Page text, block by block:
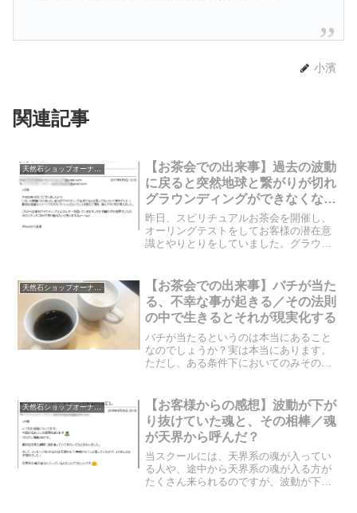
小濱
関連記事
天然石ショップオーナーのブログ
【お茶会での出来事】過去の波動
に戻ると突然地球と繋がりが切れ
グラウンディングができなくな
る？！
昨日、スピリチュアルお茶会を開催し、
オーリングテストをしてお客様の潜在意
識とやりとりをしていました。グラウン
ンディングができなくなりました。なぜ
そんなことが起こったので...
天然石ショップオーナーのブログ
【お茶会での出来事】バチが当た
る、不幸な事が起きる／その法則
の中で生きるとそれが現実化する
バチが当たるというのは本当にあること
なのでしょうか？実は本当にあります。
ただし、ある条件下においてのみその法
たるのが現実化する条件というのは、ど
のようなものなのでしょう...
天然石ショップオーナーのブログ
【お客様からの感想】波動が下が
り抜けていた魂と、その相棒／魂
が天界から呼んだ？
当スクールには、天界系の魂が入ってい
る人や、途中から天界系の魂が入る方が
たくさん来られるのですが、波動が下が